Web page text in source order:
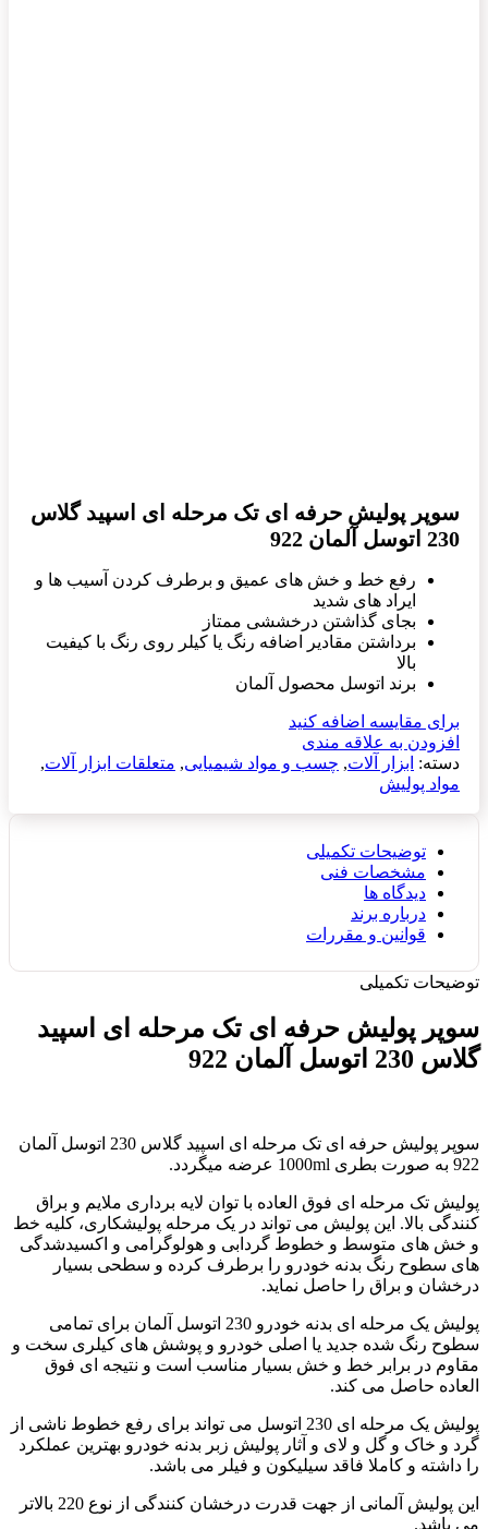
سوپر پولیش حرفه ای تک مرحله ای اسپید گلاس
230 اتوسل آلمان 922
رفع خط و خش های عمیق و برطرف کردن آسیب ها و
ایراد های شدید
بجای گذاشتن درخششی ممتاز
برداشتن مقادیر اضافه رنگ یا کیلر روی رنگ با کیفیت
بالا
برند اتوسل محصول آلمان
برای مقایسه اضافه کنید
افزودن به علاقه مندی
دسته: ابزار آلات, چسب و مواد شیمیایی, متعلقات ابزار آلات,
مواد پولیش
توضیحات تکمیلی
مشخصات فنی
دیدگاه ها
درباره برند
قوانین و مقررات
توضیحات تکمیلی
سوپر پولیش حرفه ای تک مرحله ای اسپید
گلاس 230 اتوسل آلمان 922
سوپر پولیش حرفه ای تک مرحله ای اسپید گلاس 230 اتوسل آلمان
922 به صورت بطری 1000ml عرضه میگردد.
پولیش تک مرحله ای فوق العاده با توان لایه برداری ملایم و براق
کنندگی بالا. این پولیش می تواند در یک مرحله پولیشکاری، کلیه خط
و خش های متوسط و خطوط گردابی و هولوگرامی و اکسیدشدگی
های سطوح رنگ بدنه خودرو را برطرف کرده و سطحی بسیار
درخشان و براق را حاصل نماید.
پولیش یک مرحله ای بدنه خودرو 230 اتوسل آلمان برای تمامی
سطوح رنگ شده جدید یا اصلی خودرو و پوشش های کیلری سخت و
مقاوم در برابر خط و خش بسیار مناسب است و نتیجه ای فوق
العاده حاصل می کند.
پولیش یک مرحله ای 230 اتوسل می تواند برای رفع خطوط ناشی از
گرد و خاک و گل و لای و آثار پولیش زبر بدنه خودرو بهترین عملکرد
را داشته و کاملا فاقد سیلیکون و فیلر می باشد.
این پولیش آلمانی از جهت قدرت درخشان کنندگی از نوع 220 بالاتر
می باشد.